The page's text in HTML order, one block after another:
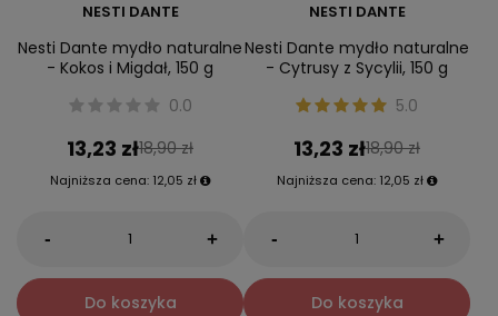
NESTI DANTE
Nesti Dante mydło naturalne
- Kokos i Migdał, 150 g
0.0
13,23 zł18,90 zł
Najniższa cena: 12,05 zł
- +
Do koszyka
NESTI DANTE
Nesti Dante mydło naturalne
- Cytrusy z Sycylii, 150 g
5.0
13,23 zł18,90 zł
Najniższa cena: 12,05 zł
- +
Do koszyka